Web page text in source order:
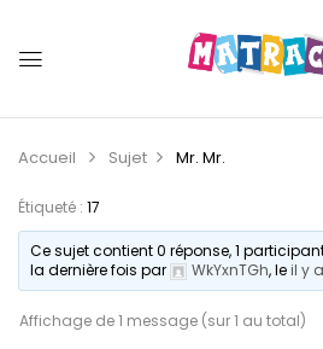
Accueil Sujet Mr. Mr.
Étiqueté : 17
Ce sujet contient 0 réponse, 1
la dernière fois par
WkYxnTGh, leil y
Affichage de 1 message (sur 1 au total)